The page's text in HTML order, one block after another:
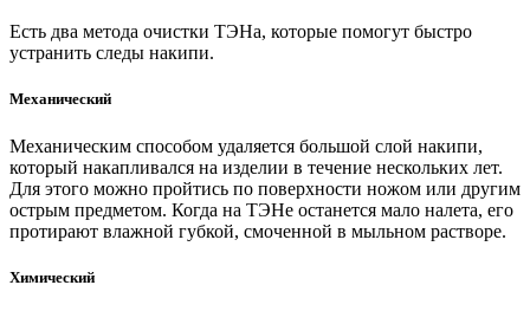
Есть два метода очистки ТЭНа, которые помогут быстро
устранить следы накипи.
Механический
Механическим способом удаляется большой слой накипи,
который накапливался на изделии в течение нескольких лет.
Для этого можно пройтись по поверхности ножом или другим
острым предметом. Когда на ТЭНе останется мало налета, его
протирают влажной губкой, смоченной в мыльном растворе.
Химический